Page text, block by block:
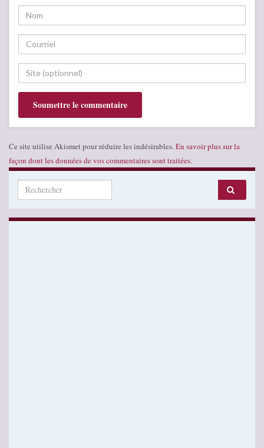
Ce site utilise Akismet pour réduire les indésirables. En savoir plus sur la
façon dont les données de vos commentaires sont traitées.
Search for: